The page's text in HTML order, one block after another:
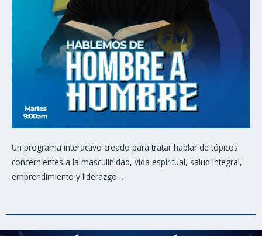
Un programa interactivo creado para tratar hablar de tópicos
concernientes a la masculinidad, vida espiritual, salud integral,
emprendimiento y liderazgo…